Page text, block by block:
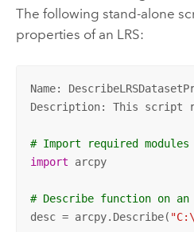
The following stand-alone
properties of an LRS:
Name:
Description: This script
# Import required modules
import arcpy
# Describe function on an
desc = arcpy.Describe(